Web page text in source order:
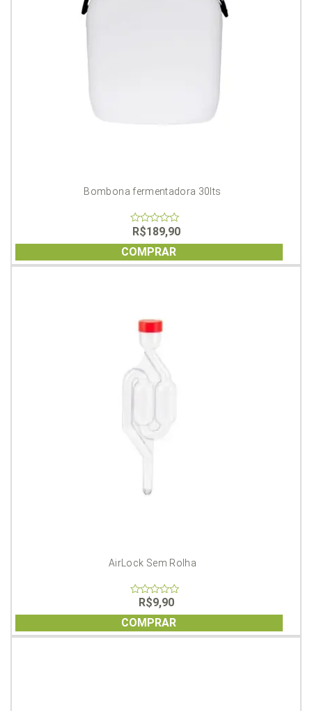
Bombona fermentadora 30lts
0
out
of
5
R$189,90
COMPRAR
AirLock Sem Rolha
of
5
R$9,90
COMPRAR